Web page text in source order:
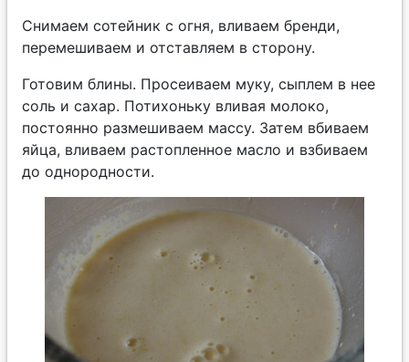
Снимаем сотейник с огня, вливаем бренди,
перемешиваем и отставляем в сторону.
Готовим блины. Просеиваем муку, сыплем в нее
соль и сахар. Потихоньку вливая молоко,
постоянно размешиваем массу. Затем вбиваем
яйца, вливаем растопленное масло и взбиваем
до однородности.